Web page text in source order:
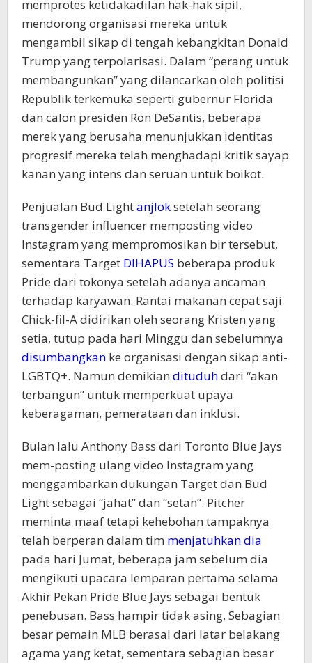
memprotes ketidakadilan hak-hak sipil,
mendorong organisasi mereka untuk
mengambil sikap di tengah kebangkitan Donald
Trump yang terpolarisasi. Dalam “perang untuk
membangunkan” yang dilancarkan oleh politisi
Republik terkemuka seperti gubernur Florida
dan calon presiden Ron DeSantis, beberapa
merek yang berusaha menunjukkan identitas
progresif mereka telah menghadapi kritik sayap
kanan yang intens dan seruan untuk boikot.
Penjualan Bud Lightanjloksetelah seorang
transgender influencer memposting video
Instagram yang mempromosikan bir tersebut,
sementara Target DIHAPUS beberapa produk
Pride dari tokonya setelah adanya ancaman
terhadap karyawan. Rantai makanan cepat saji
Chick-fil-A didirikan oleh seorang Kristen yang
setia, tutup pada hari Minggu dan sebelumnya
disumbangkan ke organisasi dengan sikap anti-
LGBTQ+. Namun demikian dituduhdari “akan
terbangun” untuk memperkuat upaya
keberagaman, pemerataan dan inklusi.
Bulan lalu Anthony Bass dari Toronto Blue Jays
mem-posting ulang video Instagram yang
menggambarkan dukungan Target dan Bud
Light sebagai “jahat” dan “setan”. Pitcher
meminta maaf tetapi kehebohan tampaknya
telah berperan dalam tim menjatuhkan dia
pada hari Jumat, beberapa jam sebelum dia
mengikuti upacara lemparan pertama selama
Akhir Pekan Pride Blue Jays sebagai bentuk
penebusan. Bass hampir tidak asing. Sebagian
besar pemain MLB berasal dari latar belakang
agama yang ketat, sementara sebagian besar